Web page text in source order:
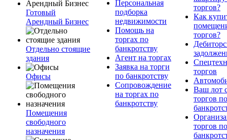
Готовый
Арендный Бизнес
Отдельно стоящие
здания
Офисы
Помещения
свободного
назначения
Персональная
подборка
недвижимости
Помощь на
торгах по
банкротству
Агент на торгах
Заявка на торги
по банкротству
Сопровождение
на торгах по
банкротству
торгов?
Как
торгов?
торгов
Ваш лот
торгов по
торгов по